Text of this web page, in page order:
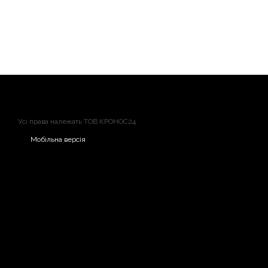
Усі права належать ТОВ КРОНОС24
Мобільна версія